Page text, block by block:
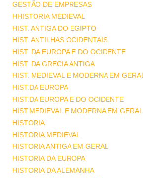
GESTÃO DE EMPRESAS
HHISTORIA MEDIEVAL
HIST. ANTIGA DO EGIPTO
HIST. ANTILHAS OCIDENTAIS
HIST. DA EUROPA E DO OCIDENTE
HIST. DA GRECIA ANTIGA
HIST. MEDIEVAL E MODERNA EM GERAL
HIST.DA EUROPA
HIST.DA EUROPA E DO OCIDENTE
HIST.MEDIEVAL E MODERNA EM GERAL
HISTORIA
HISTORIA MEDIEVAL
HISTORIA ANTIGA EM GERAL
HISTORIA DA EUROPA
HISTORIA DA ALEMANHA